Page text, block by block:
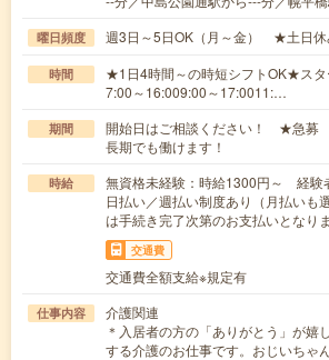
曜日頻度 週3日～5日OK（月～金） ★土日休
時間
★1日4時間～の時短シフトOK★スタ
7:00～16:009:00～17:0011:…
期間
開始日はご相談ください！ ★急募
長期でも働けます！
時給
無資格未経験：時給1300円～ 経
日払い／週払い制度あり（月払いも
は手続き完了次第のお支払いとなりま
交通費
交通費全額支給※規定有
仕事内容
介護関連
＊入居者の方の「ありがとう」が嬉
する介護のお仕事です。おじいちゃ